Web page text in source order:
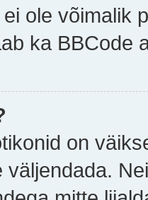
ole võimalik
ka BBCode
on
väljendada.